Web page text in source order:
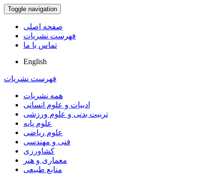
Toggle navigation
صفحه اصلی
فهرست نشریات
تماس با ما
English
فهرست نشریات
همه نشریات
ادبیات و علوم انسانی
تربیت بدنی و علوم ورزشی
علوم پایه
علوم ریاضی
فنی و مهندسی
کشاورزی
معماری و هنر
منابع طبیعی